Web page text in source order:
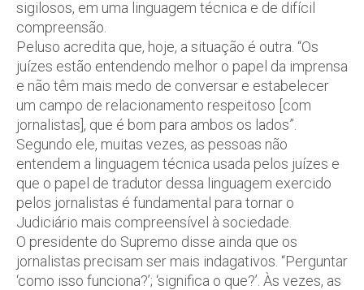
sigilosos, em uma linguagem técnica e de difícil
compreensão.
Peluso acredita que, hoje, a situação é outra. “Os
juízes estão entendendo melhor o papel da imprensa
e não têm mais medo de conversar e estabelecer
um campo de relacionamento respeitoso [com
jornalistas], que é bom para ambos os lados”.
Segundo ele, muitas vezes, as pessoas não
entendem a linguagem técnica usada pelos juízes e
que o papel de tradutor dessa linguagem exercido
pelos jornalistas é fundamental para tornar o
Judiciário mais compreensível à sociedade.
O presidente do Supremo disse ainda que os
jornalistas precisam ser mais indagativos. “Perguntar
‘como isso funciona?’; ‘significa o que?’. Às vezes, as